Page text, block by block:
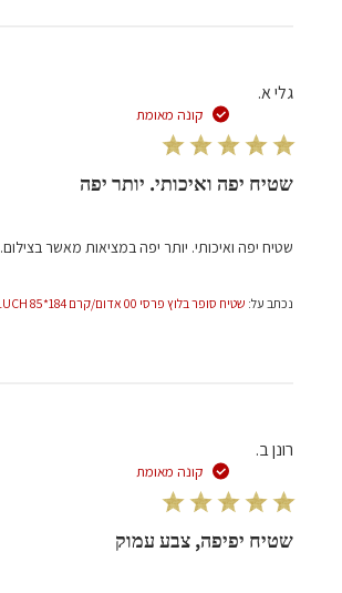
גלי א.
קונה מאומת
שטיח יפה ואיכותי. יותר יפה
שטיח יפה ואיכותי. יותר יפה במציאות מאשר בצילום.
נכתב על: שטיח סופר בלוץ פרסי 00 אדום/קרם 184*85 BALUCH
רונן ב.
קונה מאומת
שטיח יפיפה, צבע עמוק